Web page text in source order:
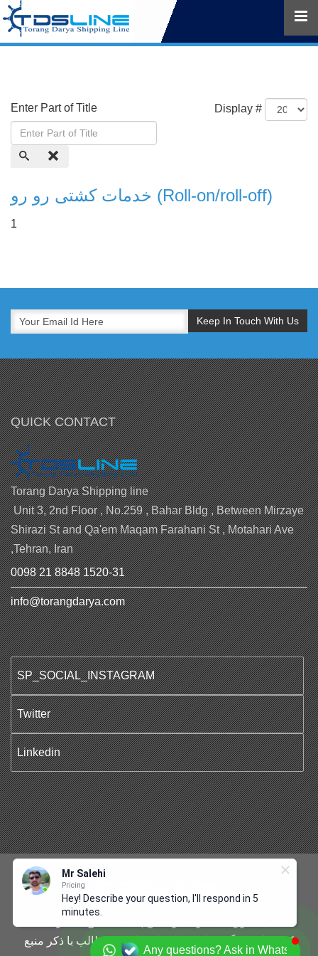
Enter Part of Title Display #
خدمات کشتی رو رو (Roll-on/roll-off)
1
QUICK CONTACT
Torang Darya Shipping line
Unit 3, 2nd Floor , No.259 , Bahar Bldg , Between Mirzaye
Shirazi St and Qa'em Maqam Farahani St , Motahari Ave
,Tehran, Iran
0098 21 8848 1520-31
info@torangdarya.com
SP_SOCIAL_INSTAGRAM
Twitter
Linkedin
کشتیرانی ترنگ دریا می‌باشد. استفاده از مطالب با ذکر منبع
Any questions? Ask in Whatsapp
Mr Salehi
Pricing
Hey! Describe your question, I'll respond in 5
minutes.